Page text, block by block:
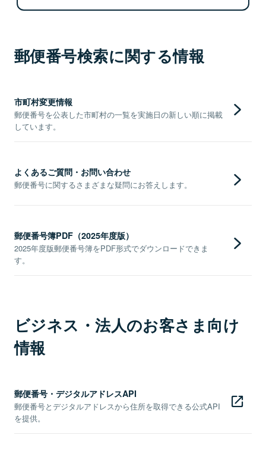
郵便番号検索に関する情報
市町村変更情報
郵便番号を公表した市町村の一覧を実施日の新しい順に掲載
しています。
よくあるご質問・お問い合わせ
郵便番号に関するさまざまな疑問にお答えします。
郵便番号簿PDF（2025年度版）
2025年度版郵便番号簿をPDF形式でダウンロードできま
す。
ビジネス・法人のお客さま向け
情報
郵便番号・デジタルアドレスAPI
郵便番号とデジタルアドレスから住所を取得できる公式API
を提供。